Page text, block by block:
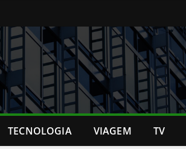
TECNOLOGIA VIAGEM TV